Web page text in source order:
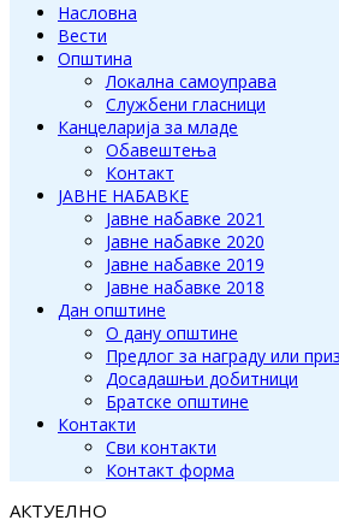
Насловна
Вести
Општина
Локална самоуправа
Службени гласници
Канцеларија за младе
Обавештења
Контакт
ЈАВНЕ НАБАВКЕ
Јавне набавке 2021
Јавне набавке 2020
Јавне набавке 2019
Јавне набавке 2018
Дан општине
О дану општине
Предлог за награду или
Досадашњи добитници
Братске општине
Контакти
Сви контакти
Контакт форма
АКТУЕЛНО